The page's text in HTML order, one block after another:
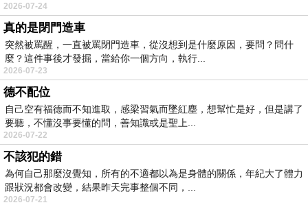
2026-07-24
真的是閉門造車
突然被罵醒，一直被罵閉門造車，從沒想到是什麼原因，要問？問什
麼？這件事後才發掘，當給你一個方向，執行...
2026-07-23
德不配位
自己空有福德而不知進取，感梁習氣而墜紅塵，想幫忙是好，但是講了
要聽，不懂沒事要懂的問，善知識或是聖上...
2026-07-22
不該犯的錯
為何自己那麼沒覺知，所有的不適都以為是身體的關係，年紀大了體力
跟狀況都會改變，結果昨天完事整個不同，...
2026-07-21